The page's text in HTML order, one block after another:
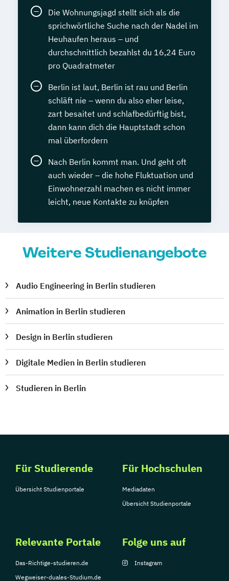
Die Wohnungsjagd stellt sich als die
sprichwörtliche Suche nach der Nadel im
Heuhaufen heraus – und
durchschnittlich bezahlst du 16,24 Euro
pro Quadratmeter
Berlin ist laut, Berlin ist rau und Berlin
schläft nie – wenn du also eher leise,
zart besaitet und schlafbedürftig bist,
dann kann dich die Hauptstadt schon
mal überfordern
Nach Berlin kommt man. Und geht oft
auch wieder – die hohe Fluktuation und
Einwohnerzahl machen es nicht immer
leicht, neue Kontakte zu knüpfen
Weitere Studienangebote
Audio Engineering in Berlin studieren
Animation in Berlin studieren
Design in Berlin studieren
Digitale Medien in Berlin studieren
Studieren in Berlin
Für Studierende
Übersicht Studienportale
Für Hochschulen
Mediadaten
Übersicht Studienportale
Relevante Portale
Das-Richtige-studieren.de
Wegweiser-duales-Studium.de
Folge uns auf
Instagram